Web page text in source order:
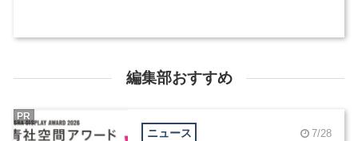
編集部おすすめ
ニュース 7/28
PR